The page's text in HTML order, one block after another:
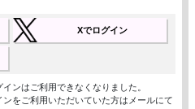
Xでログイン
ンはご利用できなくなりました。
をご利用いただいていた方はメールにて